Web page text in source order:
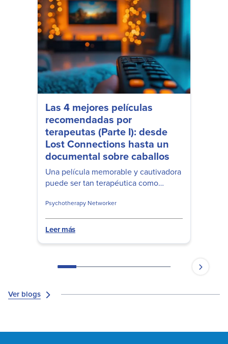
Las 4 mejores películas
recomendadas por
terapeutas (Parte I): desde
Lost Connections hasta un
documental sobre caballos
Una película memorable y cautivadora
puede ser tan terapéutica como
películas terapéuticas recomendadas
por destacados médicos.
Psychotherapy Networker
Leer más
Ver blogs